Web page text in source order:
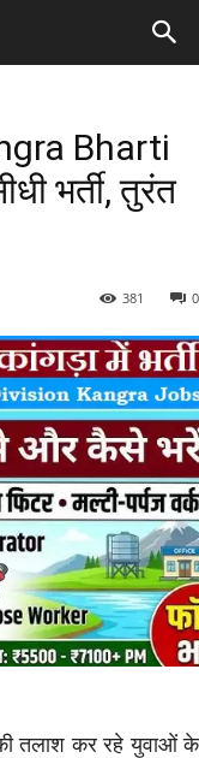
Bharti
भर्ती, तुरंत
0
381
की तलाश कर रहे युवाओं के